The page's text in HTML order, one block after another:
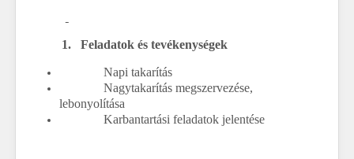
1. Feladatok és tevékenységek
Napi takarítás
Nagytakarítás megszervezése,
lebonyolítása
Karbantartási feladatok jelentése